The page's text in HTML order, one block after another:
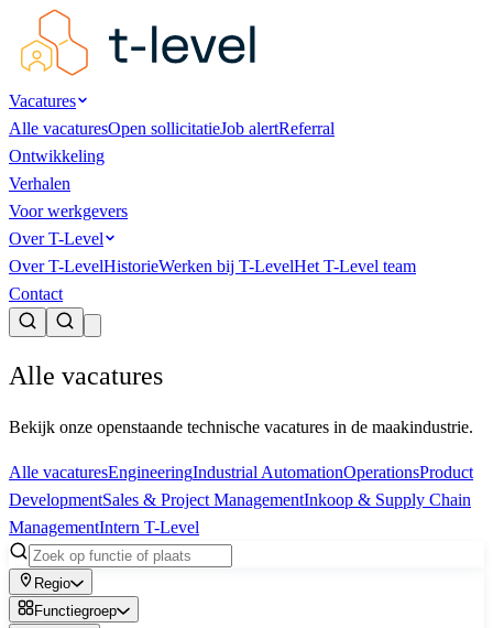
Vacatures
Alle vacaturesOpen sollicitatieJob alertReferral
Ontwikkeling
Verhalen
Voor werkgevers
Over T-Level
Over T-LevelHistorieWerken bij T-LevelHet T-Level team
Contact
Alle vacatures
Bekijk onze openstaande technische vacatures in de maakindustrie.
Alle vacaturesEngineeringIndustrial AutomationOperationsProduct
DevelopmentSales & Project ManagementInkoop & Supply Chain
ManagementIntern T-Level
Regio
Functiegroep